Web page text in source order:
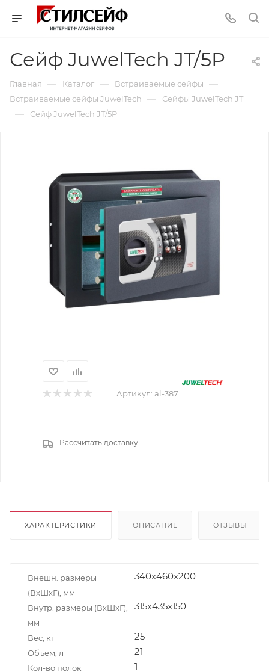
Сейф JuwelTech JT/5P
Главная — Каталог — Встраиваемые сейфы —
Встраиваемые сейфы JuwelTech — Сейфы JuwelTech JT
— Сейф JuwelTech JT/5P
Артикул: al-387
Рассчитать доставку
ХАРАКТЕРИСТИКИ ОПИСАНИЕ ОТЗЫВЫ
Внешн. размеры
(ВxШxГ), мм
340x460x200
Внутр. размеры (ВxШxГ),
мм
315x435x150
Вес, кг 25
Объем, л 21
Кол-во полок 1